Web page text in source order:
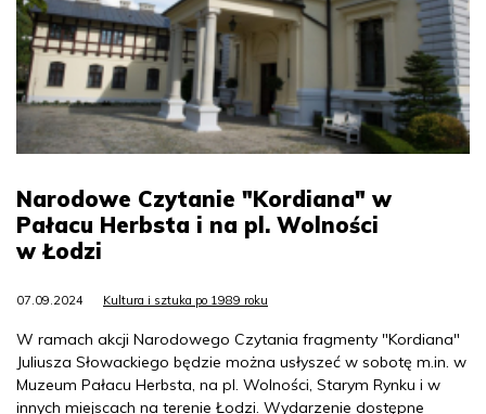
Narodowe Czytanie "Kordiana" w
Pałacu Herbsta i na pl. Wolności
w Łodzi
07.09.2024 Kultura i sztuka po 1989 roku
W ramach akcji Narodowego Czytania fragmenty "Kordiana"
Juliusza Słowackiego będzie można usłyszeć w sobotę m.in. w
Muzeum Pałacu Herbsta, na pl. Wolności, Starym Rynku i w
innych miejscach na terenie Łodzi. Wydarzenie dostępne